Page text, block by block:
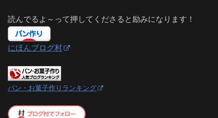
読んでるよ～って押してくださると励みになります！
にほんブログ村
パン・お菓子作りランキング